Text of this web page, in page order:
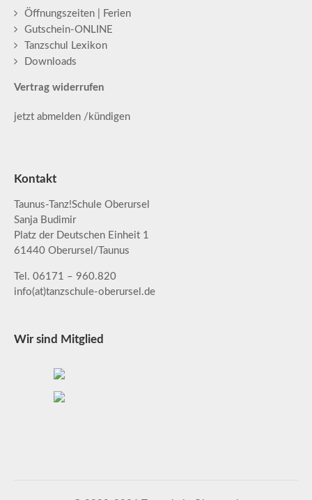
Öffnungszeiten | Ferien
Gutschein-ONLINE
Tanzschul Lexikon
Downloads
Vertrag widerrufen
jetzt abmelden /kündigen
Kontakt
Taunus-Tanz!Schule Oberursel
Sanja Budimir
Platz der Deutschen Einheit 1
61440 Oberursel/Taunus
Tel. 06171 – 960.820
info(at)tanzschule-oberursel.de
Wir sind Mitglied